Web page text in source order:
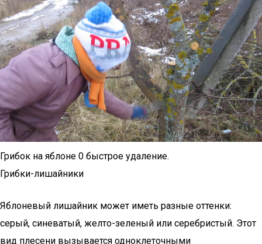
Грибок на яблоне 0 быстрое удаление.
Грибки-лишайники
Яблоневый лишайник может иметь разные оттенки:
серый, синеватый, желто-зеленый или серебристый. Этот
вид плесени вызывается одноклеточными